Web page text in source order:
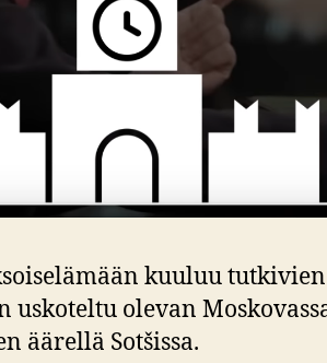
kuuluu
olevan
äärellä Sotšissa.